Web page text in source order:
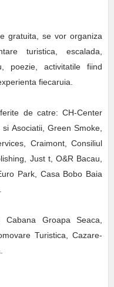
gratuita, se vor organiza
turistica, escalada,
poezie, activitatile fiind
fiecaruia.
de catre:CH-Center
Asociatii, Green Smoke,
Craimont, Consiliul
Just t, O&R Bacau,
Park, Casa Bobo Baia
Groapa Seaca,
Turistica, Cazare-